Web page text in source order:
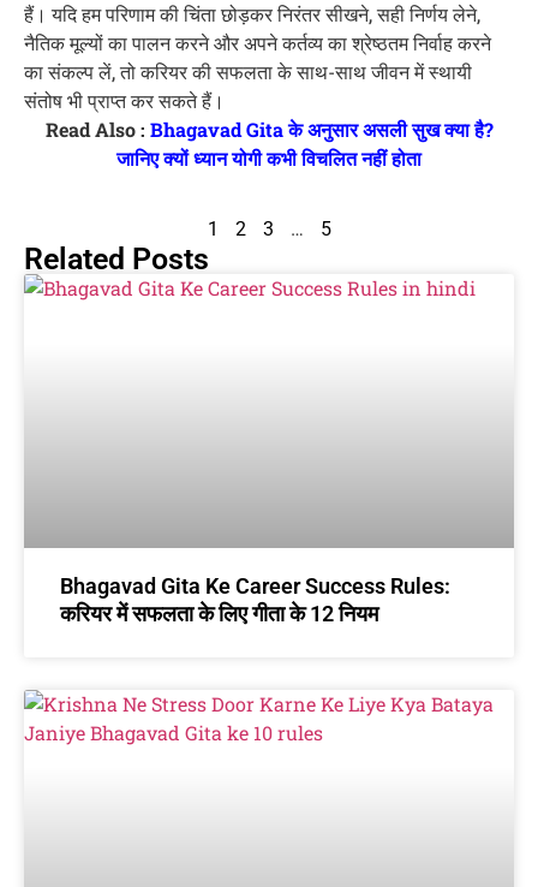
हैं। यदि हम परिणाम की चिंता छोड़कर निरंतर सीखने, सही निर्णय लेने,
नैतिक मूल्यों का पालन करने और अपने कर्तव्य का श्रेष्ठतम निर्वाह करने
का संकल्प लें, तो करियर की सफलता के साथ-साथ जीवन में स्थायी
संतोष भी प्राप्त कर सकते हैं।
Read Also : Bhagavad Gita के अनुसार असली सुख क्या है?
जानिए क्यों ध्यान योगी कभी विचलित नहीं होता
1 2 3 … 5
Related Posts
Bhagavad Gita Ke Career Success Rules:
करियर में सफलता के लिए गीता के 12 नियम